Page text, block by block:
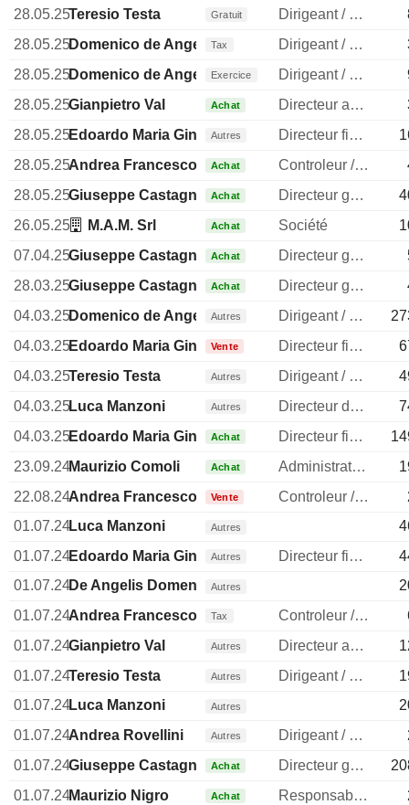
28.05.25Teresio Testa Gratuit Dirigeant / cadre principal
28.05.25Domenico de AngelisTax Dirigeant / cadre principal
28.05.25Domenico de AngelisExercice Dirigeant / cadre principal
28.05.25Gianpietro Val Achat Directeur administratif
28.05.25Edoardo Maria GinevraAutres Directeur financier
28.05.25Andrea Francesco Alessandri
Achat Controleur / auditeur
28.05.25Giuseppe Castagna Achat Directeur general
26.05.25
M.A.M. Srl Achat Société
07.04.25Giuseppe Castagna Achat Directeur general
28.03.25Giuseppe Castagna Achat Directeur general
04.03.25Domenico de AngelisAutres Dirigeant / cadre principal
04.03.25Edoardo Maria Ginevra
Vente Directeur financier
04.03.25Teresio Testa Autres Dirigeant / cadre principal
04.03.25Luca Manzoni Autres Directeur des investissements
04.03.25Edoardo Maria Ginevra
Achat Directeur financier
23.09.24Maurizio Comoli Achat Administrateur
22.08.24Andrea Francesco Alessandri
Vente Controleur / auditeur
01.07.24Luca Manzoni Autres
01.07.24Edoardo Maria GinevraAutres Directeur financier
01.07.24De Angelis DomenicoAutres
01.07.24Andrea Francesco Alessandri
Tax Controleur / auditeur
01.07.24Gianpietro Val Autres Directeur administratif
01.07.24Teresio Testa Autres Dirigeant / cadre principal
01.07.24Luca Manzoni Autres
01.07.24Andrea Rovellini Autres Dirigeant / cadre principal
01.07.24Giuseppe Castagna Achat Directeur general
01.07.24Maurizio Nigro Achat Responsable conformite